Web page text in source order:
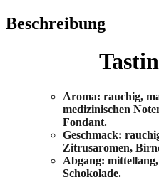
Beschreibung
Aroma: rauchig,
medizinischen
Fondant.
Geschmack:
Zitrusaromen,
Abgang:
Schokolade.